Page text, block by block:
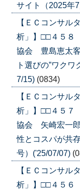
サイト（2025年
【ＥＣコンサル
析」】□□４５８
協会 豊島恵太
ト選びの”ワク
7/15) (0834)
【ＥＣコンサル
析」】□□４５７
協会 矢崎宏一
性とコスパが共
号）('25/07/07)
【ＥＣコンサル
析」】□□４５６